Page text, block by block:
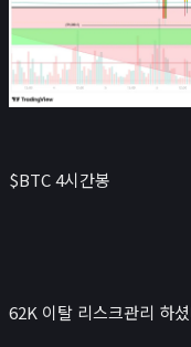
$BTC 4시간봉
62K 이탈 리스크관리 하